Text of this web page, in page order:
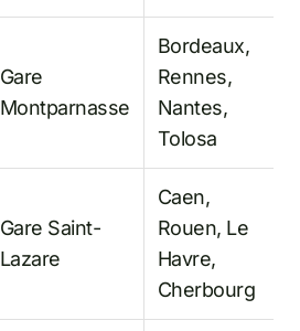
Gare
Montparnasse
Bordeaux,
Rennes,
Nantes,
Tolosa
Gare Saint-
Lazare
Caen,
Rouen, Le
Havre,
Cherbourg